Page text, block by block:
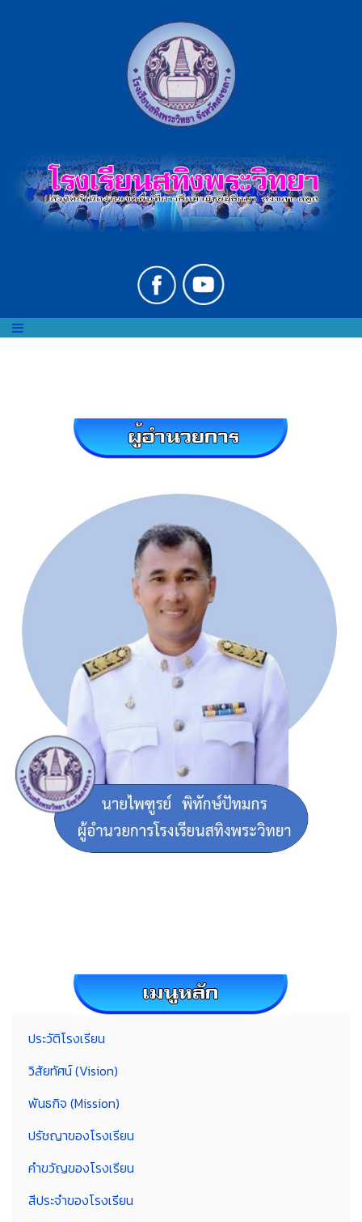
ประวัติโรงเรียน
วิสัยทัศน์ (Vision)
พันธกิจ (Mission)
ปรัชญาของโรงเรียน
คำขวัญของโรงเรียน
สีประจำของโรงเรียน